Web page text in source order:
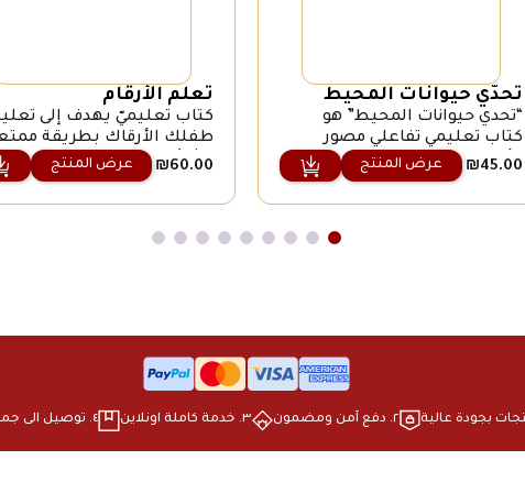
تحدّي حيوانات المحيط
“تحدي حيوانات المحيط” هو
كتاب تعليمي تفاعلي مصور
للأطفال باللغة العربية، يهدف
إلى تعريفهم بالحياة البحرية من
خلال لوحات منزلقة وأسلوب
₪45.00 عرض المنتج
تعلّم الأرقام
كتاب تعليميّ يهدف إلى
طفلك الأرقاك بطريقة
وشائقة
₪60.00 عرض المنتج
٢. ⁠دفع آمن ومضمون ٣. ⁠خدمة كاملة اونلاين ٤. ⁠توصيل الى جميع انحاء البلاد